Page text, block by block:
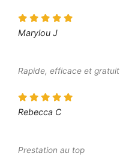
Marylou J
Rapide, efficace et gratuit
Rebecca C
Prestation au top